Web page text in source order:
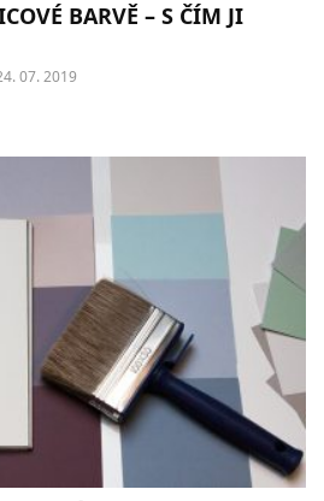
BARVĚ – S ČÍM JI
07. 2019